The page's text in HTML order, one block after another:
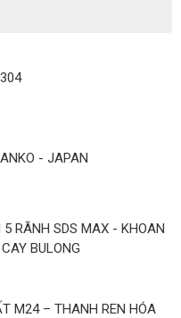
- JAPAN
RÃNH SDS MAX - KHOAN
BULONG
M24 – THANH REN HÓA